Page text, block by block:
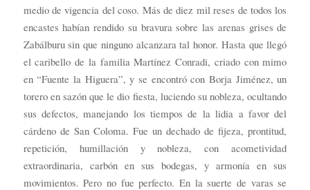
medio de vigencia del coso. Más de diez mil reses de todos los
encastes habían rendido su bravura sobre las arenas grises de
Zabálburu sin que ninguno alcanzara tal honor. Hasta que llegó
el caribello de la familia Martínez Conradi, criado con mimo
en “Fuente la Higuera”, y se encontró con Borja Jiménez, un
torero en sazón que le dio fiesta, luciendo su nobleza, ocultando
sus defectos, manejando los tiempos de la lidia a favor del
cárdeno de San Coloma. Fue un dechado de fijeza, prontitud,
repetición, humillación y nobleza, con acometividad
extraordinaria, carbón en sus bodegas, y armonía en sus
movimientos. Pero no fue perfecto. En la suerte de varas se